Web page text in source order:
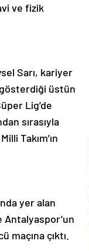
ve fizik
Sarı, kariyer
gösterdiği üstün
Lig’de
sırasıyla
Takım’ın
yer alan
Antalyaspor’un
maçına çıktı.